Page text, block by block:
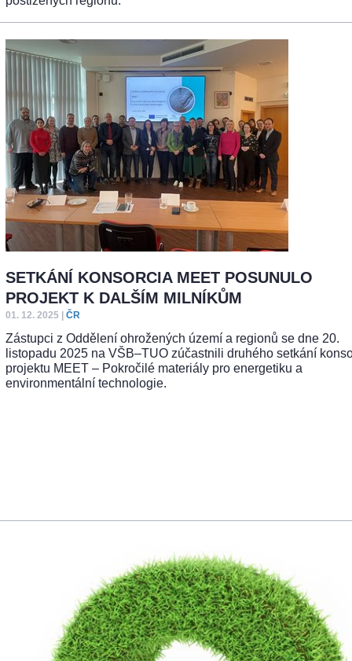
SETKÁNÍ KONSORCIA MEET POSUNULO
PROJEKT K DALŠÍM MILNÍKŮM
01. 12. 2025 ČR
Zástupci z Oddělení ohrožených území a regionů se dne 20.
listopadu 2025 na VŠB–TUO zúčastnili druhého setkání
projektu MEET – Pokročilé materiály pro energetiku a
environmentální technologie.